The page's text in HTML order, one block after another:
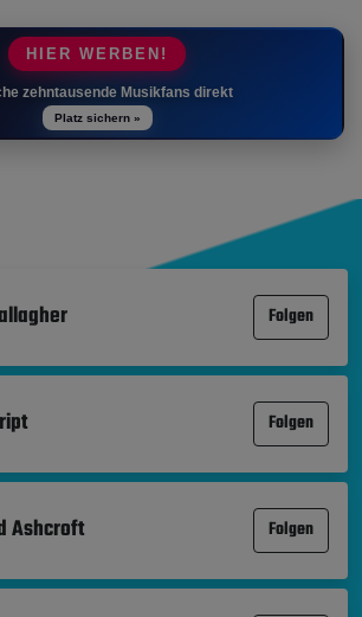
HIER WERBEN!
zehntausende Musikfans direkt
Platz sichern »
Folgen
Folgen
Ashcroft Folgen